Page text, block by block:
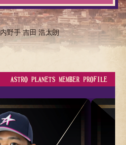
内野手 吉田 浩太朗
ASTRO PLANETS MEMBER PROFILE